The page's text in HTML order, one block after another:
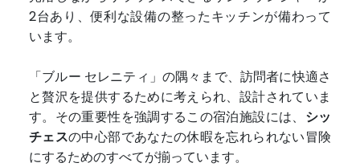
2台あり、便利な設備の整ったキッチンが備わって
います。
「ブルー セレニティ」の隅々まで、訪問者に快適さ
と贅沢を提供するために考えられ、設計されていま
す。その重要性を強調するこの宿泊施設には、 シッ
チェスの中心部であなたの休暇を忘れられない冒険
にするためのすべてが揃っています。